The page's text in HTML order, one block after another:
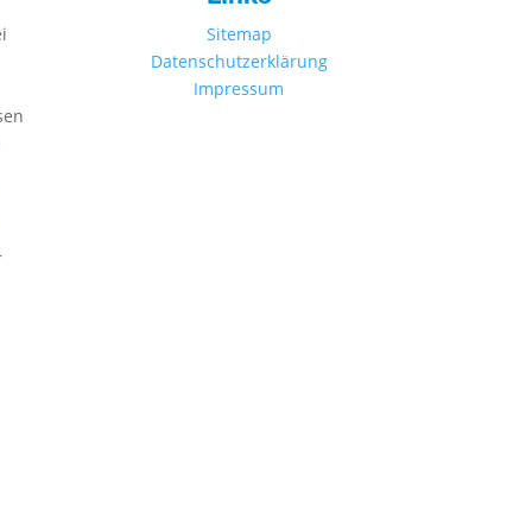
Sitemap
Datenschutzerklärung
Impressum